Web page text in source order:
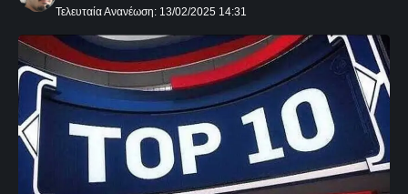
Τελευταία Ανανέωση: 13/02/2025 14:31